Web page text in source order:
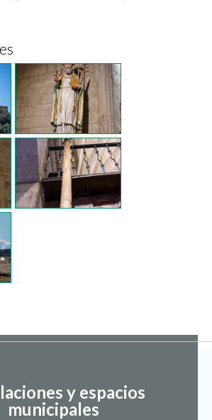
y espacios
municipales